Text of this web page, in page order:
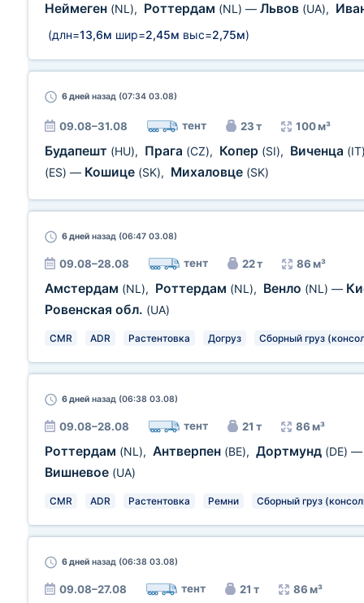
Неймеген (NL), Роттердам (NL) — Львов (UA),
(длн=13,6м шир=2,45м выс=2,75м)
6 дней назад (07:34 03.08)
09.08–31.08 тент 23 т 100 м³
Будапешт (HU), Прага (CZ), Копер (SI), Виченца
(ES) — Кошице (SK), Михаловце (SK)
6 дней назад (06:47 03.08)
09.08–28.08 тент 22 т 86 м³
Амстердам (NL), Роттердам (NL), Венло (NL) —
Ровенская обл. (UA)
CMR ADR Растентовка Догруз Сборный груз
6 дней назад (06:38 03.08)
09.08–28.08 тент 21 т 86 м³
Роттердам (NL), Антверпен (BE), Дортмунд (DE)
Вишневое (UA)
CMR ADR Растентовка Ремни Сборный груз
6 дней назад (06:38 03.08)
09.08–27.08 тент 21 т 86 м³